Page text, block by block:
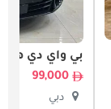
بي واي دي هان
99,000
دبي